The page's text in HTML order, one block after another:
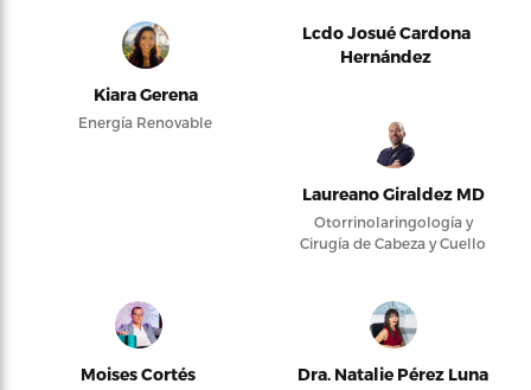
Kiara Gerena
Energía Renovable
Lcdo Josué Cardona
Hernández
Laureano Giraldez MD
Otorrinolaringología y
Cirugía de Cabeza y Cuello
Moises Cortés Dra. Natalie Pérez Luna